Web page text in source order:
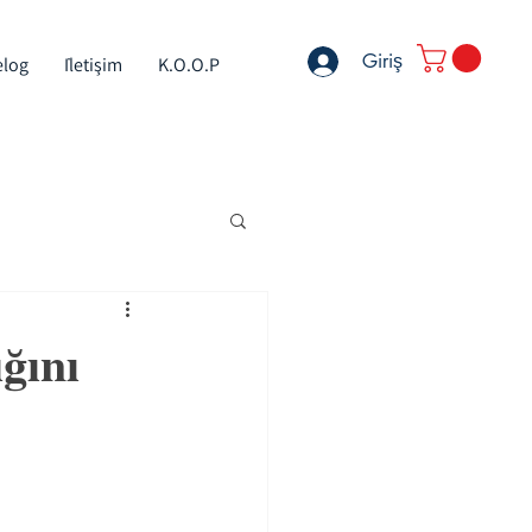
İletişim K.O.O.P Giriş